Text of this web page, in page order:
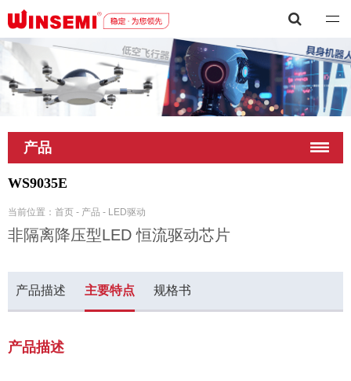
深圳市稳先微电子有限公司
产品
WS9035E
当前位置： 首页 - 产品 - LED驱动
非隔离降压型LED 恒流驱动芯片
产品描述 主要特点 规格书
产品描述